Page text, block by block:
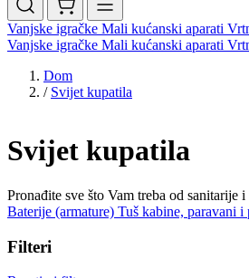
Vanjske igračke Mali kućanski aparati
Vanjske igračke Mali kućanski aparati
Dom
/ Svijet kupatila
Svijet kupatila
Pronađite sve što Vam treba od
Baterije (armature) Tuš kabine, paravani i
Filteri